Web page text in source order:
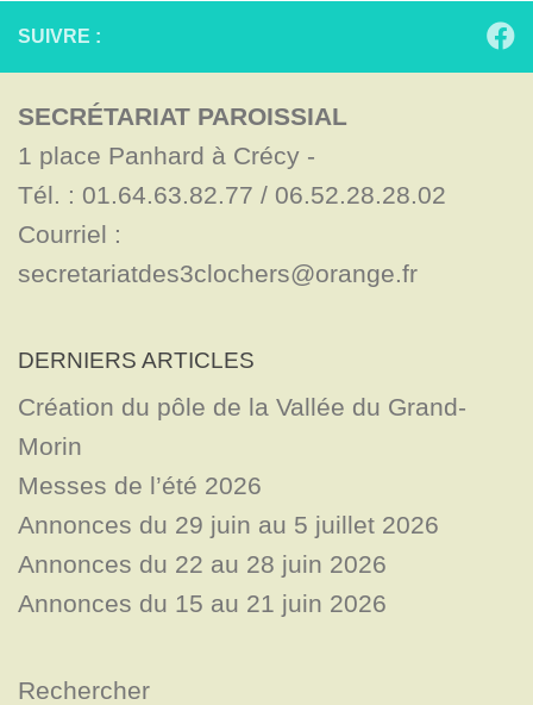
SUIVRE :
SECRÉTARIAT PAROISSIAL
1 place Panhard à Crécy -
Tél. : 01.64.63.82.77 / 06.52.28.28.02
Courriel :
secretariatdes3clochers@orange.fr
DERNIERS ARTICLES
Création du pôle de la Vallée du Grand-
Morin
Messes de l’été 2026
Annonces du 29 juin au 5 juillet 2026
Annonces du 22 au 28 juin 2026
Annonces du 15 au 21 juin 2026
Rechercher